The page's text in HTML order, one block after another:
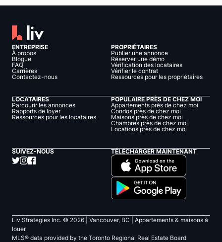
ENTREPRISE
À propos
Blogue
FAQ
Carrières
Contactez-nous
PROPRIÉTAIRES
Publier une annonce
Réserver une démo
Vérification des locataires
Vérifier le contrat
Ressources pour les propriétaires
LOCATAIRES
Parcourir les annonces
Rapports de loyer
Ressources pour les locataires
POPULAIRE PRÈS DE CHEZ MOI
Appartements près de chez moi
Condos près de chez moi
Maisons près de chez moi
Chambres près de chez moi
Locations près de chez moi
SUIVEZ-NOUS TÉLÉCHARGER MAINTENANT
Liv Strategies Inc. © 2026 | Vancouver, BC |
Appartements & maisons à
louer
MLS® data provided by the Toronto Regional Real Estate Board